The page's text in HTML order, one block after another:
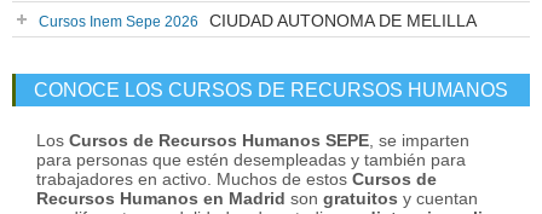
Cursos Inem Sepe 2026 CIUDAD AUTONOMA DE MELILLA
CONOCE LOS CURSOS DE RECURSOS HUMANOS
Los Cursos de Recursos Humanos SEPE , se imparten
para personas que estén desempleadas y también para
trabajadores en activo. Muchos de estos Cursos de
Recursos Humanos en Madrid son gratuitos y cuentan